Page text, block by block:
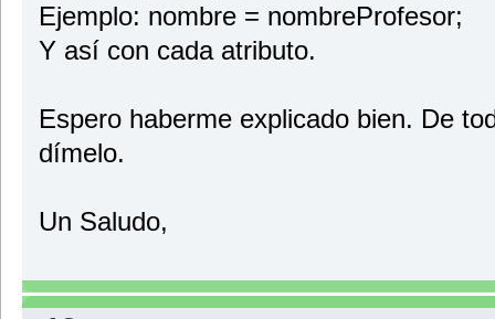
Ejemplo: nombre = nombreProfesor;
Y así con cada atributo.
Espero haberme explicado bien. De
dímelo.
Un Saludo,